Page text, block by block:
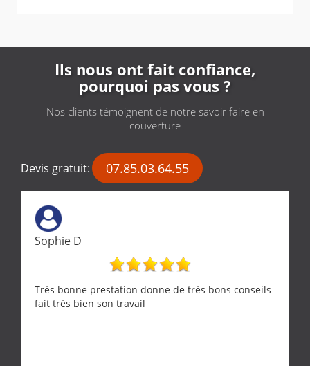
Ils nous ont fait confiance,
pourquoi pas vous ?
Nos clients témoignent de notre savoir faire en
couverture
Devis gratuit: 07.85.03.64.55
Sophie D
Très bonne prestation donne de très bons conseils
fait très bien son travail